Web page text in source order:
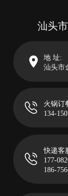
汕头
地 址:
汕头
火锅订
134-
快递客
177-
186-